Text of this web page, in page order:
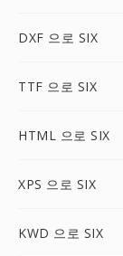
DXF 으로 SIX
TTF 으로 SIX
HTML 으로 SIX
XPS 으로 SIX
KWD 으로 SIX